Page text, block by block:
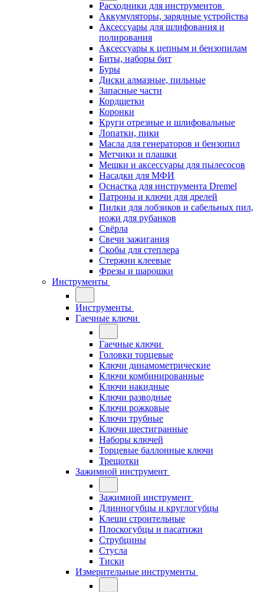
Расходники для инструментов
Аккумуляторы, зарядные устройства
Аксессуары для шлифования и
полирования
Аксессуары к цепным и бензопилам
Биты, наборы бит
Буры
Диски алмазные, пильные
Запасные части
Кордщетки
Коронки
Круги отрезные и шлифовальные
Лопатки, пики
Масла для генераторов и бензопил
Метчики и плашки
Мешки и аксессуары для пылесосов
Насадки для МФИ
Оснастка для инструмента Dremel
Патроны и ключи для дрелей
Пилки для лобзиков и сабельных пил,
ножи для рубанков
Свёрла
Свечи зажигания
Скобы для степлера
Стержни клеевые
Фрезы и шарошки
Инструменты
Инструменты
Гаечные ключи
Гаечные ключи
Головки торцевые
Ключи динамометрические
Ключи комбинированные
Ключи накидные
Ключи разводные
Ключи рожковые
Ключи трубные
Ключи шестигранные
Наборы ключей
Торцевые баллонные ключи
Трещотки
Зажимной инструмент
Зажимной инструмент
Длинногубцы и круглогубцы
Клещи строительные
Плоскогубцы и пасатижи
Струбцины
Стусла
Тиски
Измерительные инструменты